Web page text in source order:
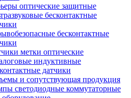
оптические защитные
бесконтактные
бесконтактные
метки оптические
индуктивные
датчики
и сопутствующая продукция
светодиодные коммутаторные